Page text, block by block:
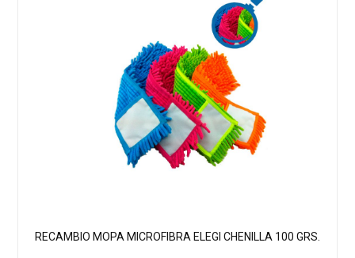
RECAMBIO MOPA MICROFIBRA ELEGI CHENILLA 100 GRS.